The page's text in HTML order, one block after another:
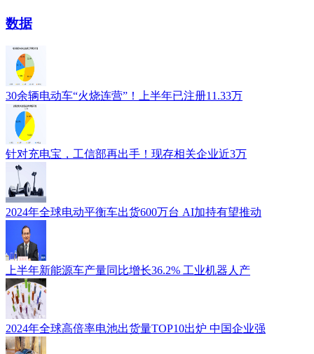
数据
30余辆电动车“火烧连营”！上半年已注册11.33万
针对充电宝，工信部再出手！现存相关企业近3万
2024年全球电动平衡车出货600万台 AI加持有望推动
上半年新能源车产量同比增长36.2% 工业机器人产
2024年全球高倍率电池出货量TOP10出炉 中国企业强